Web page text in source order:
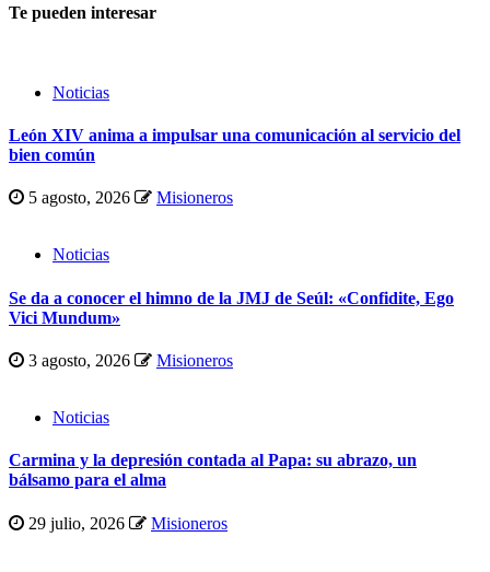
Te pueden interesar
Noticias
León XIV anima a impulsar una comunicación al servicio del
bien común
5 agosto, 2026 Misioneros
Noticias
Se da a conocer el himno de la JMJ de Seúl: «Confidite, Ego
Vici Mundum»
3 agosto, 2026 Misioneros
Noticias
Carmina y la depresión contada al Papa: su abrazo, un
bálsamo para el alma
29 julio, 2026 Misioneros